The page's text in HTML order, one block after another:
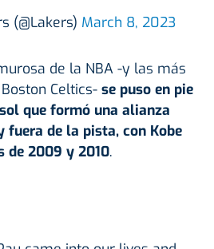
(@Lakers) March 8, 2023
de la NBA -y las más
Celtics- se puso en pie
que formó una alianza
fuera de la pista, con Kobe
de 2009 y 2010.